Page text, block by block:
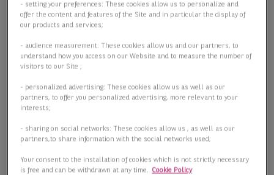
- setting your preferences: These cookies allow us to personalize and
offer the content and features of the Site and in particular the display of
our products and services;
- audience measurement: These cookies allow us and our partners, to
understand how you access on our Website and to measure the number of
visitors to our Site ;
- personalized advertising: These cookies allow us as well as our
partners, to offer you personalized advertising, more relevant to your
interests;
- sharing on social networks: These cookies allow us , as well as our
partners,to share information with the social networks used;
Your consent to the installation of cookies which is not strictly necessary
is free and can be withdrawn at any time. Cookie Policy